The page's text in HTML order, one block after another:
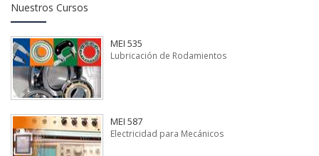
Nuestros Cursos
MEI 535
Lubricación de Rodamientos
MEI 587
Electricidad para Mecánicos